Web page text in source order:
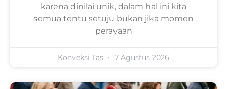
karena dinilai unik, dalam hal ini kita
semua tentu setuju bukan jika momen
perayaan
Konveksi Tas 7 Agustus 2026